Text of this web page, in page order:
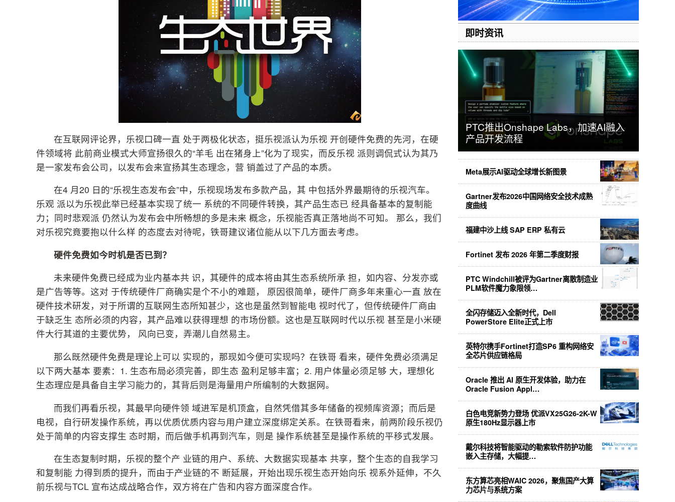
在互联网评论界，乐视口碑一直 处于两极化状态，挺乐视派认为乐视 开创硬件免费的先河，在硬
件领域将 此前商业模式大师宣扬很久的“羊毛 出在猪身上”化为了现实，而反乐视 派则调侃式认为其乃
是一家发布会公司，以发布会来宣扬其生态理念，营 销盖过了产品的本质。
在4 月20 日的“乐视生态发布会”中，乐视现场发布多款产品，其 中包括外界最期待的乐视汽车。
乐观 派以为乐视此举已经基本实现了统一 系统的不同硬件转换，其产品生态已 经具备基本的复制能
力；同时悲观派 仍然认为发布会中所畅想的多是未来 概念，乐视能否真正落地尚不可知。 那么，我们
对乐视究竟要抱以什么样 的态度去对待呢，铁哥建议诸位能从以下几方面去考虑。
硬件免费如今时机是否已到？
未来硬件免费已经成为业内基本共 识，其硬件的成本将由其生态系统所承 担，如内容、分发亦或
是广告等等。这对 于传统硬件厂商确实是个不小的难题， 原因很简单，硬件厂商多年来重心一直 放在
硬件技术研发，对于所谓的互联网生态所知甚少，这也是虽然到智能电 视时代了，但传统硬件厂商由
于缺乏生 态所必须的内容，其产品难以获得理想 的市场份额。这也是互联网时代以乐视 甚至是小米硬
件大行其道的主要优势， 风向已变，弄潮儿自然易主。
那么既然硬件免费是理论上可以 实现的，那现如今便可实现吗？在铁哥 看来，硬件免费必须满足
以下两大基本 要素：1. 生态布局必须完善，即生态 盈利足够丰富；2. 用户体量必须足够 大，理想化
生态理应是具备自主学习能力的，其背后则是海量用户所编制的大数据网。
而我们再看乐视，其最早向硬件领 域进军是机顶盒，自然凭借其多年储备的视频库资源；而后是
电视，自行研发操作系统，再以优质优质内容与用户建立深度绑定关系。在铁哥看来，前两阶段乐视仍
处于简单的内容支撑生 态时期，而后做手机再到汽车，则是 操作系统甚至是操作系统的平移式发展。
在生态复制时期，乐视的整个产 业链的用户、系统、大数据实现基本 共享，整个生态的自我学习
和复制能 力得到质的提升，而由于产业链的不 断延展，开始出现乐视生态开始向乐 视系外延伸，不久
前乐视与TCL 宣布达成战略合作，双方将在广告和内容方面深度合作。
即时资讯
PTC推出Onshape Labs，加速AI融入
产品开发流程
Meta展示AI驱动全球增长新图景
Gartner发布2026中国网络安全技术成熟
度曲线
福建中沙上线 SAP ERP 私有云
Fortinet 发布 2026 年第二季度财报
PTC Windchill被评为Gartner离散制造业
PLM软件魔力象限领…
全闪存储迈入全新时代，Dell
PowerStore Elite正式上市
英特尔携手Fortinet打造SP6 重构网络安
全芯片供应链格局
Oracle 推出 AI 原生开发体验，助力在
Oracle Fusion Appl…
白色电竞新势力登场 优派VX25G26-2K-W
原生180Hz显示器上市
戴尔科技将智能驱动的勒索软件防护功能
嵌入主存储，大幅提…
东方算芯亮相WAIC 2026，聚焦国产大算
力芯片与系统方案